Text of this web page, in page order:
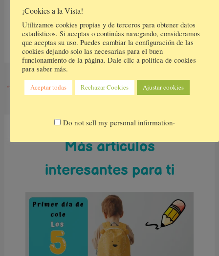
← Entrada anterior Entrada siguiente
Más artículos
interesantes para ti
¡Cookies a la Vista!
Utilizamos cookies propias y de terceros para obtener datos
estadísticos. Si aceptas o continúas navegando, consideramos
que aceptas su uso. Puedes cambiar la configuración de las
cookies dejando solo las necesarias para el buen
funcionamiento de la página. Dale clic a política de cookies
para saber más.
Aceptar todas Rechazar Cookies Ajustar cookies
Do not sell my personal information.